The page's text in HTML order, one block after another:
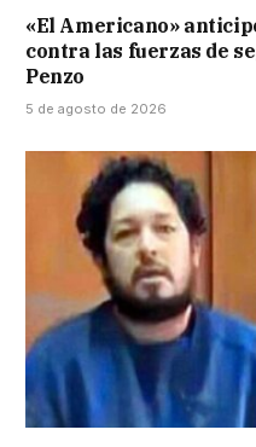
«El Americano»
contra las fuerzas de
Penzo
5 de agosto de 2026